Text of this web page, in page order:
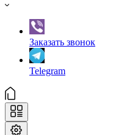
Заказать звонок
Telegram